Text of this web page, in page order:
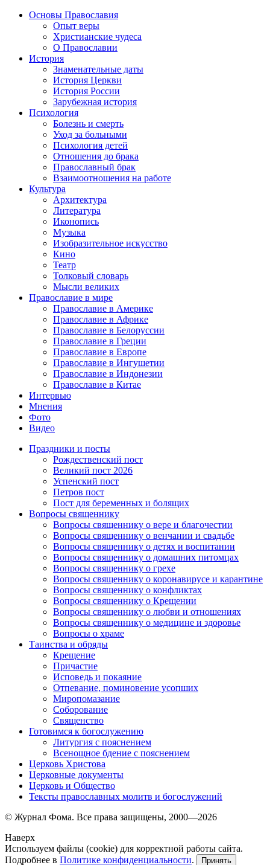
Основы Православия
Опыт веры
Христианские чудеса
О Православии
История
Знаменательные даты
История Церкви
История России
Зарубежная история
Психология
Болезнь и смерть
Уход за больными
Психология детей
Отношения до брака
Православный брак
Взаимоотношения на работе
Культура
Архитектура
Литература
Иконопись
Музыка
Изобразительное искусство
Кино
Театр
Толковый словарь
Мысли великих
Православие в мире
Православие в Америке
Православие в Африке
Православие в Белоруссии
Православие в Греции
Православие в Европе
Православие в Ингушетии
Православие в Индонезии
Православие в Китае
Интервью
Мнения
Фото
Видео
Праздники и посты
Рождественский пост
Великий пост 2026
Успенский пост
Петров пост
Пост для беременных и болящих
Вопросы священнику
Вопросы священнику о вере и благочестии
Вопросы священнику о венчании и свадьбе
Вопросы священнику о детях и воспитании
Вопросы священнику о домашних питомцах
Вопросы священнику о грехе
Вопросы священнику о коронавирусе и карантине
Вопросы священнику о конфликтах
Вопросы священнику о Крещении
Вопросы священнику о любви и отношениях
Вопросы священнику о медицине и здоровье
Вопросы о храме
Таинства и обряды
Крещение
Причастие
Исповедь и покаяние
Отпевание, поминовение усопших
Миропомазание
Соборование
Священство
Готовимся к богослужению
Литургия с пояснением
Всенощное бдение с пояснением
Церковь Христова
Церковные документы
Церковь и Общество
Тексты православных молитв и богослужений
© Журнал Фома. Все права защищены, 2000—2026
Наверх
Используем файлы (cookie) для корректной работы сайта.
Подробнее в Политике конфиденциальности. Принять